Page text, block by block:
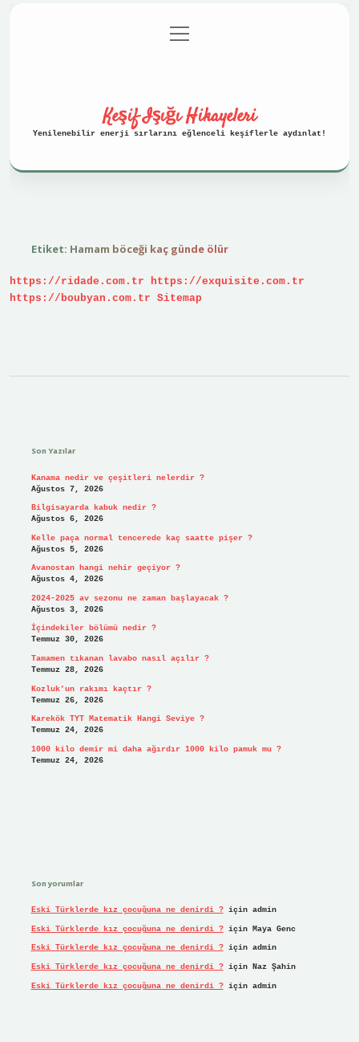
Gizlilik Politikası
menüyü
aç
Keşif Işığı Hikayeleri
Yenilenebilir enerji sırlarını eğlenceli keşiflerle aydınlat!
Etiket: Hamam böceği kaç günde ölür
https://ridade.com.tr
https://exquisite.com.tr
https://boubyan.com.tr Sitemap
Son Yazılar
Kanama nedir ve çeşitleri nelerdir ?
Ağustos 7, 2026
Bilgisayarda kabuk nedir ?
Ağustos 6, 2026
Kelle paça normal tencerede kaç saatte pişer ?
Ağustos 5, 2026
Avanostan hangi nehir geçiyor ?
Ağustos 4, 2026
2024-2025 av sezonu ne zaman başlayacak ?
Ağustos 3, 2026
İçindekiler bölümü nedir ?
Temmuz 30, 2026
Tamamen tıkanan lavabo nasıl açılır ?
Temmuz 28, 2026
Kozluk’un rakımı kaçtır ?
Temmuz 26, 2026
Karekök TYT Matematik Hangi Seviye ?
Temmuz 24, 2026
1000 kilo demir mi daha ağırdır 1000 kilo pamuk mu ?
Temmuz 24, 2026
Son yorumlar
Eski Türklerde kız çocuğuna ne denirdi ?için admin
Eski Türklerde kız çocuğuna ne denirdi ?için Maya Genc
Eski Türklerde kız çocuğuna ne denirdi ?için admin
Eski Türklerde kız çocuğuna ne denirdi ?için Naz Şahin
Eski Türklerde kız çocuğuna ne denirdi ?için admin